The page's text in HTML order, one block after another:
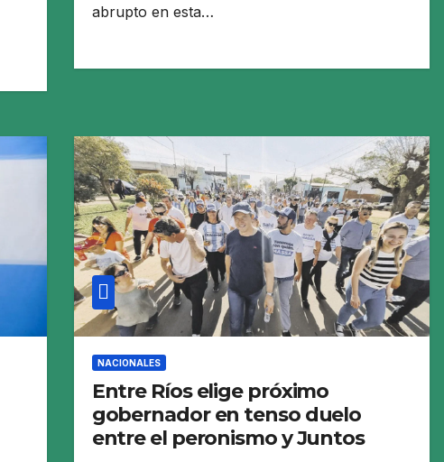
abrupto en esta…
NACIONALES
Entre Ríos elige próximo
gobernador en tenso duelo
entre el peronismo y Juntos